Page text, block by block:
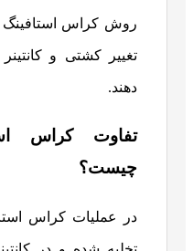
روش کراس استافینگ
تغییر کشتی و
دهند.
تفاوت کراس
چیست؟
در عملیات کراس